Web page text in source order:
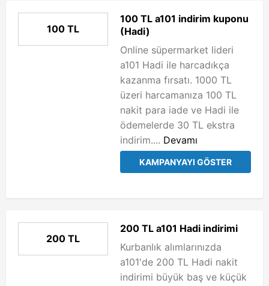
100 TL
100 TL a101 indirim kuponu
(Hadi)
Online süpermarket lideri
a101 Hadi ile harcadıkça
kazanma fırsatı. 1000 TL
üzeri harcamanıza 100 TL
nakit para iade ve Hadi ile
ödemelerde 30 TL ekstra
indirim.... Devamı
KAMPANYAYI GÖSTER
200 TL
200 TL a101 Hadi indirimi
Kurbanlık alımlarınızda
a101'de 200 TL Hadi nakit
indirimi büyük baş ve küçük